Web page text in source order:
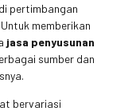
pertimbangan
memberikan
jasa penyusunan
sumber dan
bervariasi